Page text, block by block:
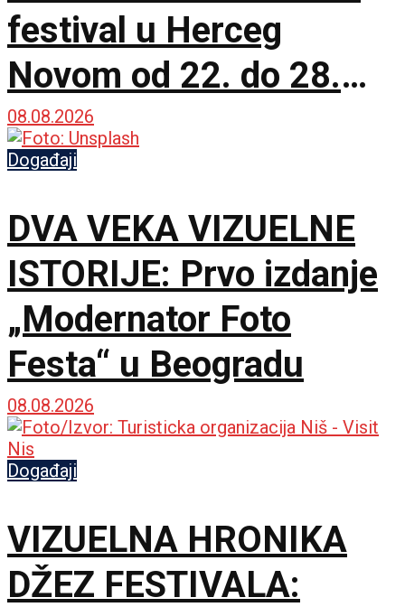
festival u Herceg
Novom od 22. do 28.
avgusta
08.08.2026
Događaji
DVA VEKA VIZUELNE
ISTORIJE: Prvo izdanje
„Modernator Foto
Festa“ u Beogradu
08.08.2026
Događaji
VIZUELNA HRONIKA
DŽEZ FESTIVALA: